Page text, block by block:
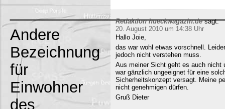
Andere
Bezeichnung
für
Einwohner
des
Redaktion hueckwagazin.de sagt:
20. August 2010 um 14:38 Uhr
Hallo Joie,
das war wohl etwas vorschnell.
jedoch nicht verstehen muss.
Aus meiner Sicht geht es auch nicht
war gänzlich ungeeignet für eine
Sicherheitskonzept versagt. Meine
nicht genehmigen dürfen.
Gruß Dieter